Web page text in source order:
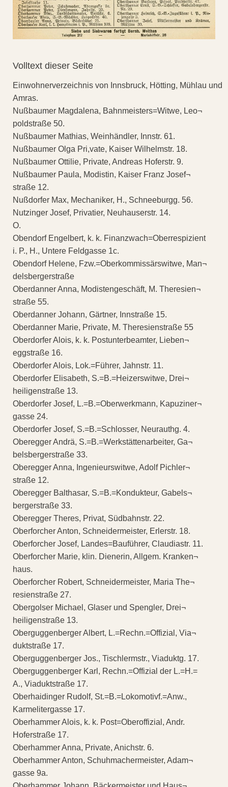
Volltext dieser Seite
Einwohnerverzeichnis von Innsbruck, Hötting, Mühlau und
Amras.
Nußbaumer Magdalena, Bahnmeisters=Witwe, Leo¬
poldstraße 50.
Nußbaumer Mathias, Weinhändler, Innstr. 61.
Nußbaumer Olga Pri,vate, Kaiser Wilhelmstr. 18.
Nußbaumer Ottilie, Private, Andreas Hoferstr. 9.
Nußbaumer Paula, Modistin, Kaiser Franz Josef¬
straße 12.
Nußdorfer Max, Mechaniker, H., Schneeburgg. 56.
Nutzinger Josef, Privatier, Neuhauserstr. 14.
O.
Obendorf Engelbert, k. k. Finanzwach=Oberrespizient
i. P., H., Untere Feldgasse 1c.
Obendorf Helene, Fzw.=Oberkommissärswitwe, Man¬
delsbergerstraße
Oberdanner Anna, Modistengeschäft, M. Theresien¬
straße 55.
Oberdanner Johann, Gärtner, Innstraße 15.
Oberdanner Marie, Private, M. Theresienstraße 55
Oberdorfer Alois, k. k. Postunterbeamter, Lieben¬
eggstraße 16.
Oberdorfer Alois, Lok.=Führer, Jahnstr. 11.
Oberdorfer Elisabeth, S.=B.=Heizerswitwe, Drei¬
heiligenstraße 13.
Oberdorfer Josef, L.=B.=Oberwerkmann, Kapuziner¬
gasse 24.
Oberdorfer Josef, S.=B.=Schlosser, Neurauthg. 4.
Oberegger Andrä, S.=B.=Werkstättenarbeiter, Ga¬
belsbergerstraße 33.
Oberegger Anna, Ingenieurswitwe, Adolf Pichler¬
straße 12.
Oberegger Balthasar, S.=B.=Kondukteur, Gabels¬
bergerstraße 33.
Oberegger Theres, Privat, Südbahnstr. 22.
Oberforcher Anton, Schneidermeister, Erlerstr. 18.
Oberforcher Josef, Landes=Bauführer, Claudiastr. 11.
Oberforcher Marie, klin. Dienerin, Allgem. Kranken¬
haus.
Oberforcher Robert, Schneidermeister, Maria The¬
resienstraße 27.
Obergolser Michael, Glaser und Spengler, Drei¬
heiligenstraße 13.
Oberguggenberger Albert, L.=Rechn.=Offizial, Via¬
duktstraße 17.
Oberguggenberger Jos., Tischlermstr., Viaduktg. 17.
Oberguggenberger Karl, Rechn.=Offizial der L.=H.=
A., Viaduktstraße 17.
Oberhaidinger Rudolf, St.=B.=Lokomotivf.=Anw.,
Karmelitergasse 17.
Oberhammer Alois, k. k. Post=Oberoffizial, Andr.
Hoferstraße 17.
Oberhammer Anna, Private, Anichstr. 6.
Oberhammer Anton, Schuhmachermeister, Adam¬
gasse 9a.